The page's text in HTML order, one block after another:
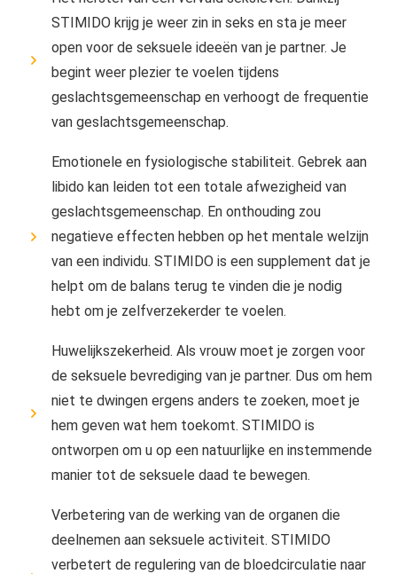
STIMIDO krijg je weer zin in seks en sta je meer
open voor de seksuele ideeën van je partner. Je
begint weer plezier te voelen tijdens
geslachtsgemeenschap en verhoogt de frequentie
van geslachtsgemeenschap.
Emotionele en fysiologische stabiliteit. Gebrek aan
libido kan leiden tot een totale afwezigheid van
geslachtsgemeenschap. En onthouding zou
negatieve effecten hebben op het mentale welzijn
van een individu. STIMIDO is een supplement dat je
helpt om de balans terug te vinden die je nodig
hebt om je zelfverzekerder te voelen.
Huwelijkszekerheid. Als vrouw moet je zorgen voor
de seksuele bevrediging van je partner. Dus om hem
niet te dwingen ergens anders te zoeken, moet je
hem geven wat hem toekomt. STIMIDO is
ontworpen om u op een natuurlijke en instemmende
manier tot de seksuele daad te bewegen.
Verbetering van de werking van de organen die
deelnemen aan seksuele activiteit. STIMIDO
verbetert de regulering van de bloedcirculatie naar